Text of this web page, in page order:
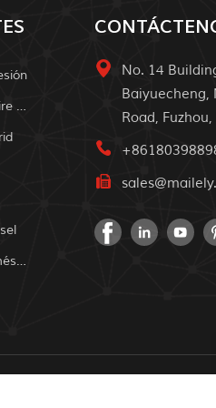
Sistema De Energía Solar Al Aire Libre
Sistema De Energía Solar Doméstica
No. 14
Baiyuecheng,
Road,